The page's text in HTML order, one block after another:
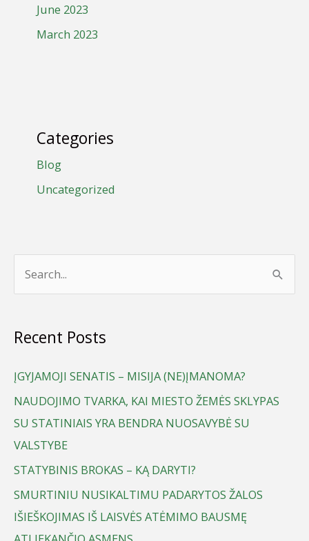
June 2023
March 2023
Categories
Blog
Uncategorized
e
r
h
f
o
r
:
Recent Posts
ĮGYJAMOJI SENATIS – MISIJA (NE)ĮMANOMA?
NAUDOJIMO TVARKA, KAI MIESTO ŽEMĖS SKLYPAS
SU STATINIAIS YRA BENDRA NUOSAVYBĖ SU
VALSTYBE
STATYBINIS BROKAS – KĄ DARYTI?
SMURTINIU NUSIKALTIMU PADARYTOS ŽALOS
IŠIEŠKOJIMAS IŠ LAISVĖS ATĖMIMO BAUSMĘ